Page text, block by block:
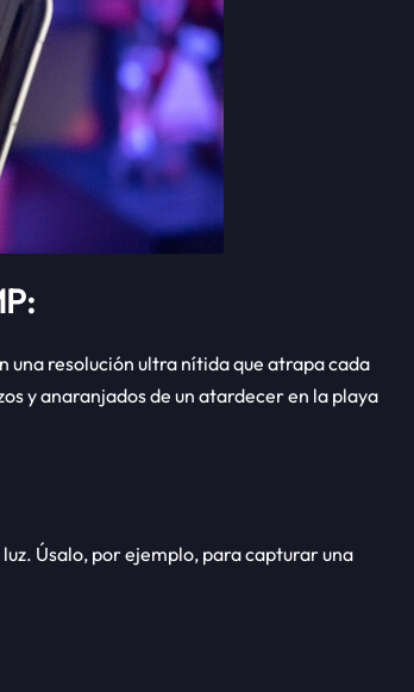
una resolución ultra nítida que atrapa cada
y anaranjados de un atardecer en la playa
Úsalo, por ejemplo, para capturar una